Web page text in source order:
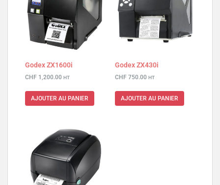
Godex ZX1600i
CHF 1,200.00 HT
AJOUTER AU PANIER
Godex ZX430i
CHF 750.00 HT
AJOUTER AU PANIER